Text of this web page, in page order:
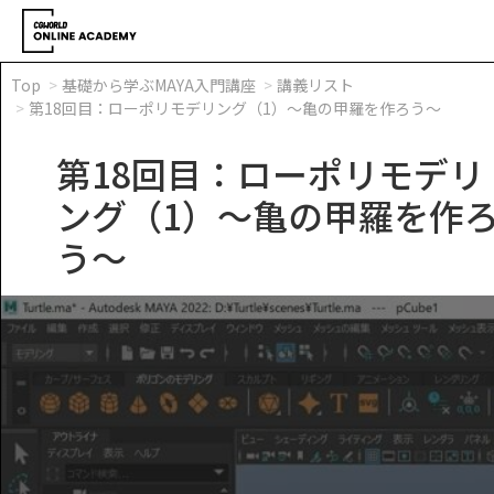
Top 基礎から学ぶMAYA入門講座
講義リスト
第18回目：ローポリモデリング（1）～亀の甲羅を作ろう～
第18回目：ローポリモデリ
ング（1）～亀の甲羅を作
う～